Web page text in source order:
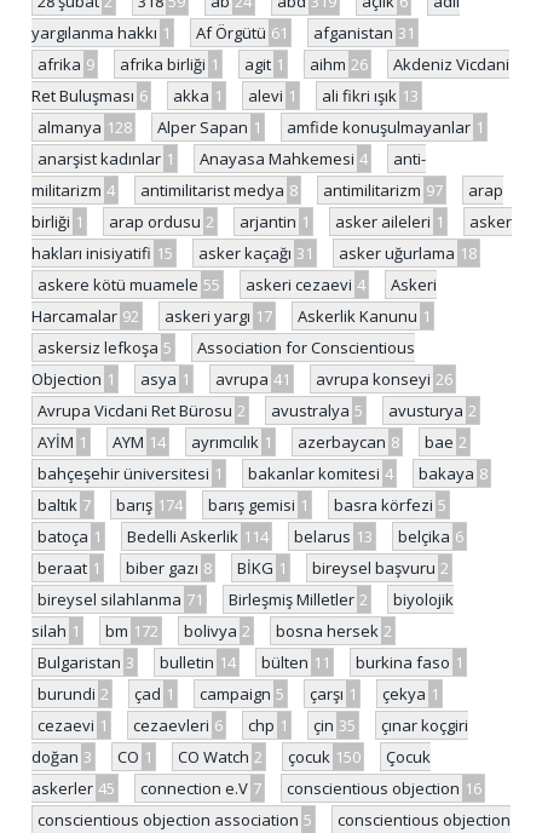
yargılanma hakkı 1 Af Örgütü 61 afganistan 31
afrika 9 afrika birliği 1 agit 1 aihm 26
Akdeniz Vicdani
Ret Buluşması 6 akka 1 alevi 1 ali fikri ışık 13
almanya 128 Alper Sapan 1 amfide konuşulmayanlar 1
anarşist kadınlar 1 Anayasa Mahkemesi 4
anti-
militarizm 4 antimilitarist medya 8 antimilitarizm 97
arap
birliği 1 arap ordusu 2 arjantin 1 asker aileleri 1
asker
hakları inisiyatifi 15 asker kaçağı 31 asker uğurlama 18
askere kötü muamele 55 askeri cezaevi 4
Askeri
Harcamalar 92 askeri yargı 17 Askerlik Kanunu 1
askersiz lefkoşa 5
Association for Conscientious
Objection 1 asya 1 avrupa 41 avrupa konseyi 26
Avrupa Vicdani Ret Bürosu 2 avustralya 5 avusturya 2
AYİM 1 AYM 14 ayrımcılık 1 azerbaycan 8 bae 2
bahçeşehir üniversitesi 1 bakanlar komitesi 4 bakaya 8
baltık 7 barış 174 barış gemisi 1 basra körfezi 5
batoça 1 Bedelli Askerlik 114 belarus 13 belçika 6
beraat 1 biber gazı 8 BİKG 1 bireysel başvuru 2
bireysel silahlanma 71 Birleşmiş Milletler 2
biyolojik
silah 1 bm 172 bolivya 2 bosna hersek 2
Bulgaristan 3 bulletin 14 bülten 11 burkina faso 1
burundi 2 çad 1 campaign 5 çarşı 1 çekya 1
cezaevi 1 cezaevleri 6 chp 1 çin 35
çınar koçgiri
doğan 3 CO 1 CO Watch 2 çocuk 150
Çocuk
askerler 45 connection e.V 7 conscientious objection 16
conscientious objection association 5
conscientious objection